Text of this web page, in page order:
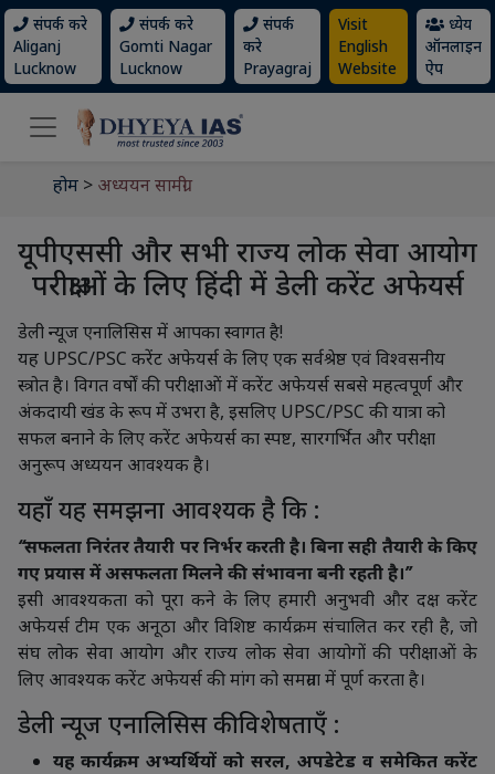
संपर्क करे
Aliganj
Lucknow
संपर्क करे
Gomti Nagar
Lucknow
संपर्क
करे
Prayagraj
Visit
English
Website
ध्येय
ऑनलाइन
ऐप
होम > अध्ययन सामग्री
यूपीएससी और सभी राज्य लोक सेवा आयोग
परीक्षाओं के लिए हिंदी में डेली करेंट अफेयर्स
डेली न्यूज एनालिसिस में आपका स्वागत है!
यह UPSC/PSC करेंट अफेयर्स के लिए एक सर्वश्रेष्ठ एवं विश्वसनीय
स्त्रोत है। विगत वर्षों की परीक्षाओं में करेंट अफेयर्स सबसे महत्वपूर्ण और
अंकदायी खंड के रूप में उभरा है, इसलिए UPSC/PSC की यात्रा को
सफल बनाने के लिए करेंट अफेयर्स का स्पष्ट, सारगर्भित और परीक्षा
अनुरूप अध्ययन आवश्यक है।
यहाँ यह समझना आवश्यक है कि :
‘‘सफलता निरंतर तैयारी पर निर्भर करती है। बिना सही तैयारी के किए
गए प्रयास में असफलता मिलने की संभावना बनी रहती है।’’
इसी आवश्यकता को पूरा कने के लिए हमारी अनुभवी और दक्ष करेंट
अफेयर्स टीम एक अनूठा और विशिष्ट कार्यक्रम संचालित कर रही है, जो
संघ लोक सेवा आयोग और राज्य लोक सेवा आयोगों की परीक्षाओं के
लिए आवश्यक करेंट अफेयर्स की मांग को समग्रता में पूर्ण करता है।
डेली न्यूज एनालिसिस की विशेषताएँ :
यह कार्यक्रम अभ्यर्थियों को सरल, अपडेटेड व समेकित करेंट